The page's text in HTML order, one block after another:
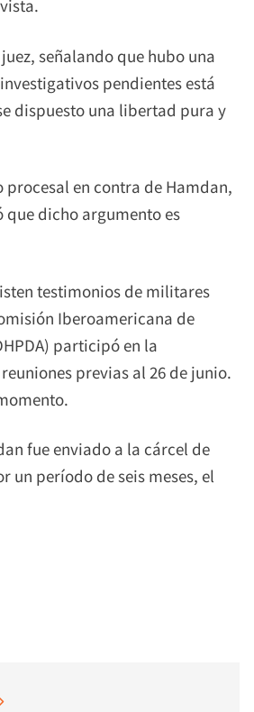
señalando que hubo una
pendientes está
dispuesto una libertad pura y
en contra de Hamdan,
dicho argumento es
testimonios de militares
Iberoamericana de
participó en la
previas al 26 de junio.
fue enviado a la cárcel de
un período de seis meses, el